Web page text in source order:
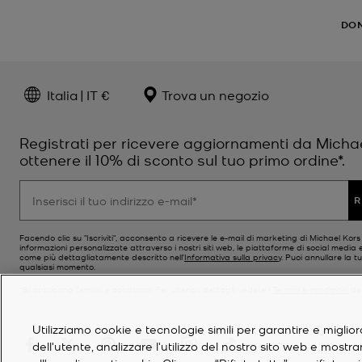
Italia | IT € Trova un negozio
Registrati per ricevere aggiornamenti da
ottenere il 10% di sconto sul tuo primo ordine*.
Facendo clic su "Iscriviti", acconsento a ricevere le e-mail di marketing di Michael
informazioni personalizzate attraverso i nostri siti web, le piattaforme di social media
come più dettagliatamente descritto nell’Informativa sulla privacy. Puoi annullare la
qualsiasi momento.
Utilizziamo cookie e tecnologie simili per garantire e
dell'utente, analizzare l'utilizzo del nostro sito web e